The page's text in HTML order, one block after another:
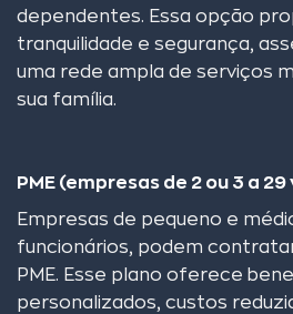
dependentes. Essa opção
tranquilidade e segurança,
uma rede ampla de serviços
sua família.
PME (empresas de 2 ou 3 a
Empresas de pequeno e
funcionários, podem
PME. Esse plano oferece
personalizados, custos